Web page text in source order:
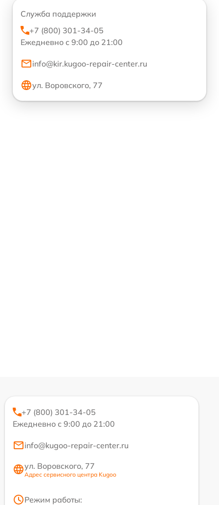
Служба поддержки
+7 (800) 301-34-05
Ежедневно с 9:00 до 21:00
info@kir.kugoo-repair-center.ru
ул. Воровского, 77
+7 (800) 301-34-05
Ежедневно с 9:00 до 21:00
info@kugoo-repair-center.ru
ул. Воровского, 77
Адрес сервисного центра Kugoo
Режим работы: